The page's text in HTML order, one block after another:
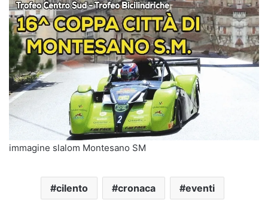
immagine slalom Montesano SM
cilento cronaca eventi